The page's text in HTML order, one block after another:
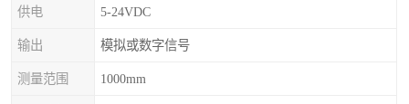
供电 5-24VDC
输出 模拟或数字信号
测量范围 1000mm